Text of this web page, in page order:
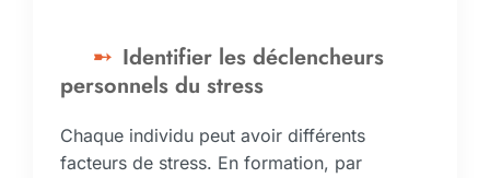
Identifier les déclencheurs
personnels du stress
Chaque individu peut avoir différents
facteurs de stress. En formation, par